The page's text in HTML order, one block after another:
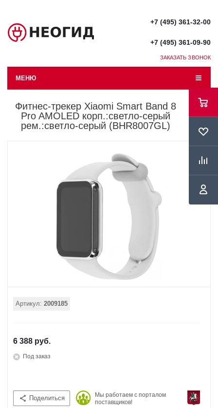
+7 (495) 361-32-00
+7 (495) 361-09-90
ЗАКАЗАТЬ ЗВОНОК
МЕНЮ
Фитнес-трекер Xiaomi Smart Band 8
Pro AMOLED корп.:светло-серый
рем.:светло-серый (BHR8007GL)
Артикул: 2009185
6 388 руб.
Под заказ
Поделиться
Мы работаем с порталом
поставщиков!